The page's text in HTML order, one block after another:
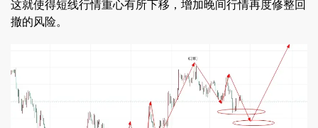
这就使得短线行情重心有所下移，增加晚间行情再度修整回
撤的风险。